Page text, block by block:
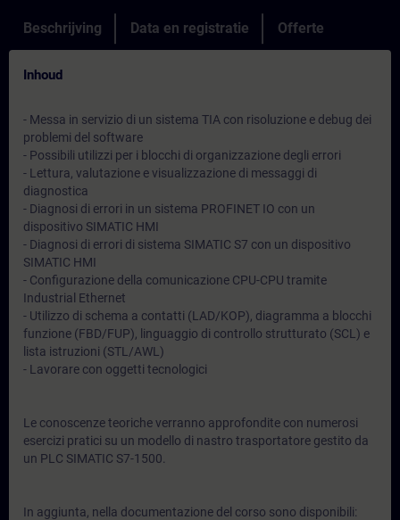
Beschrijving Data en registratie Offerte
Inhoud
- Messa in servizio di un sistema TIA con risoluzione e debug dei
problemi del software
- Possibili utilizzi per i blocchi di organizzazione degli errori
- Lettura, valutazione e visualizzazione di messaggi di
diagnostica
- Diagnosi di errori in un sistema PROFINET IO con un
dispositivo SIMATIC HMI
- Diagnosi di errori di sistema SIMATIC S7 con un dispositivo
SIMATIC HMI
- Configurazione della comunicazione CPU-CPU tramite
Industrial Ethernet
- Utilizzo di schema a contatti (LAD/KOP), diagramma a blocchi
funzione (FBD/FUP), linguaggio di controllo strutturato (SCL) e
lista istruzioni (STL/AWL)
- Lavorare con oggetti tecnologici
Le conoscenze teoriche verranno approfondite con numerosi
esercizi pratici su un modello di nastro trasportatore gestito da
un PLC SIMATIC S7-1500.
In aggiunta, nella documentazione del corso sono disponibili: